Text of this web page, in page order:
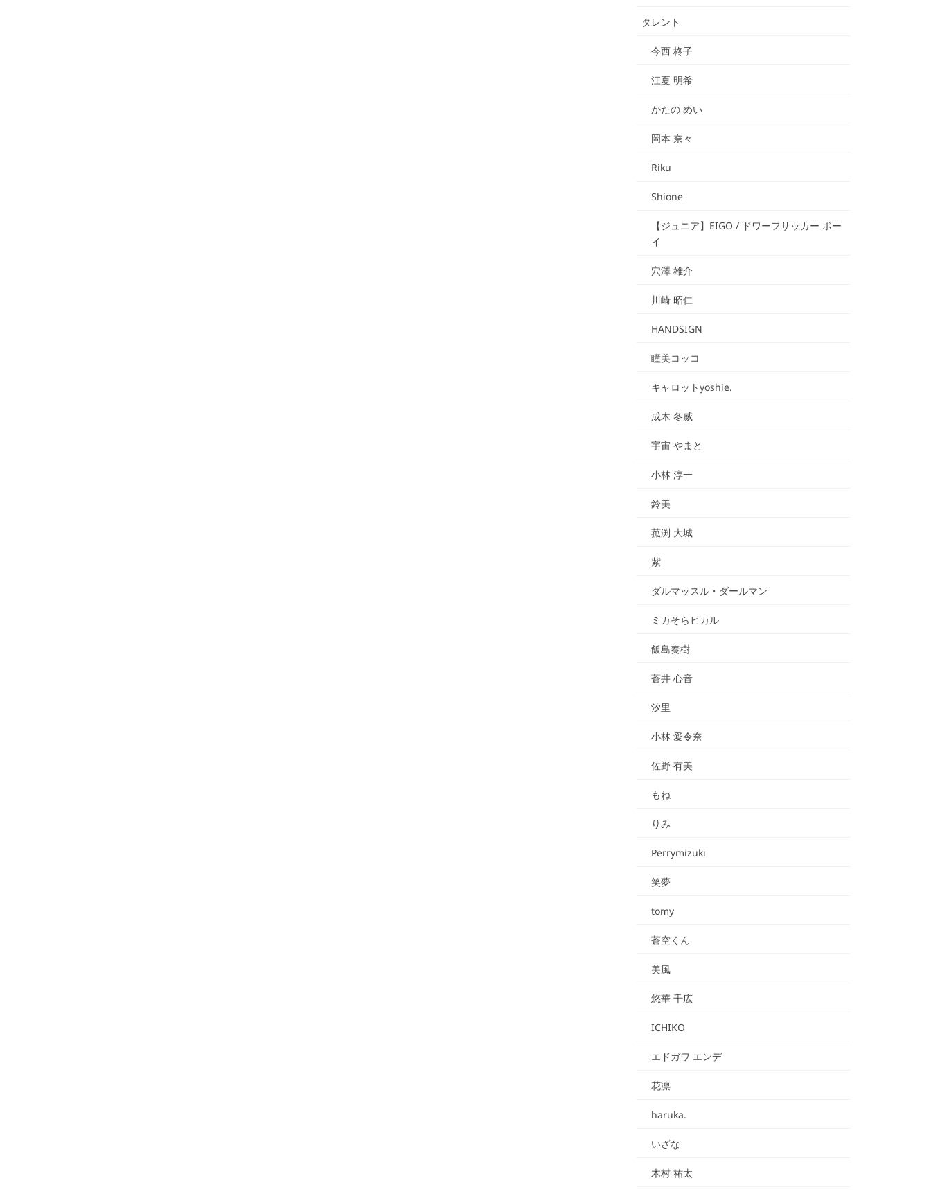
タレント
今西 柊子
江夏 明希
かたの めい
岡本 奈々
Riku
Shione
【ジュニア】EIGO / ドワーフサッカー ボー
イ
穴澤 雄介
川崎 昭仁
HANDSIGN
瞳美コッコ
キャロットyoshie.
成木 冬威
宇宙 やまと
小林 淳一
鈴美
菰渕 大城
紫
ダルマッスル・ダールマン
ミカそらヒカル
飯島奏樹
蒼井 心音
汐里
小林 愛令奈
佐野 有美
もね
りみ
Perrymizuki
笑夢
tomy
蒼空くん
美風
悠華 千広
ICHIKO
エドガワ エンデ
花凛
haruka.
いざな
木村 祐太